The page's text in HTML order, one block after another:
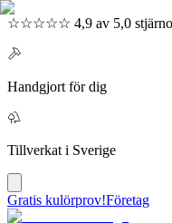
☆☆☆☆☆ 4,9 av 5,0
Handgjort för dig
Tillverkat i Sverige
Gratis kulörprov!Företag